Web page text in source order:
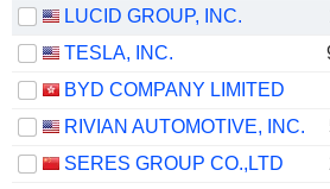
LUCID GROUP, INC.
TESLA, INC.
BYD COMPANY LIMITED
RIVIAN AUTOMOTIVE, INC.
SERES GROUP CO.,LTD